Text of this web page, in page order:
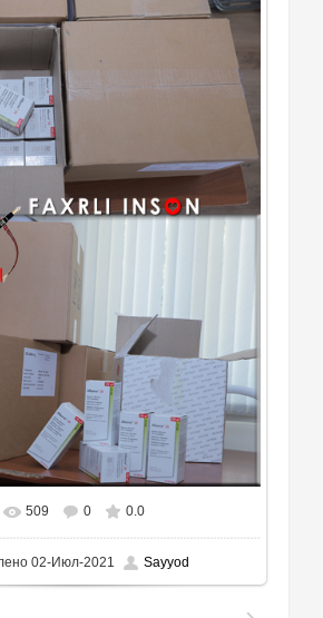
509 0 0.0
02-Июл-2021 Sayyod